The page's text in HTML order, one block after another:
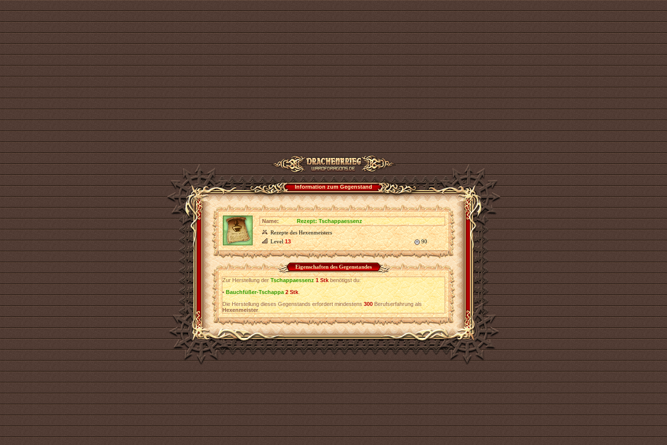
Information zum Gegenstand
Name:
Rezept: Tschappaessenz
Rezepte des Hexenmeisters
Level13 90
Eigenschaften des Gegenstandes
Zur Herstellung derTschappaessenz 1 Stkbenötigst du:
• Bauchfüßer-Tschappa 2 Stk.
Die Herstellung dieses Gegenstands erfordert mindestens300Berufserfahrung als
Hexenmeister.